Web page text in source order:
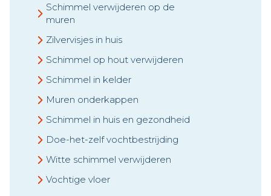
Schimmel verwijderen op de
muren
Zilvervisjes in huis
Schimmel op hout verwijderen
Schimmel in kelder
Muren onderkappen
Schimmel in huis en gezondheid
Doe-het-zelf vochtbestrijding
Witte schimmel verwijderen
Vochtige vloer